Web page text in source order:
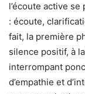
l’écoute active
: écoute,
fait, la première
silence positif, à
interrompant
d’empathie et